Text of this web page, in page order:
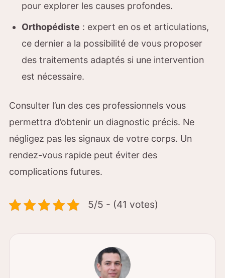
pour explorer les causes profondes.
Orthopédiste : expert en os et articulations,
ce dernier a la possibilité de vous proposer
des traitements adaptés si une intervention
est nécessaire.
Consulter l’un des ces professionnels vous
permettra d’obtenir un diagnostic précis. Ne
négligez pas les signaux de votre corps. Un
rendez-vous rapide peut éviter des
complications futures.
5/5 - (41 votes)